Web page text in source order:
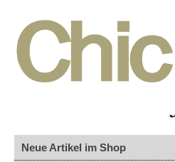
Neue Artikel im Shop